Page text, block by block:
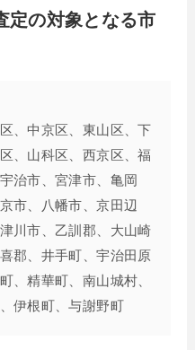
定の対象となる市
、中京区、東山区、下
、山科区、西京区、福
治市、宮津市、亀岡
市、八幡市、京田辺
川市、乙訓郡、大山崎
郡、井手町、宇治田原
、精華町、南山城村、
伊根町、与謝野町